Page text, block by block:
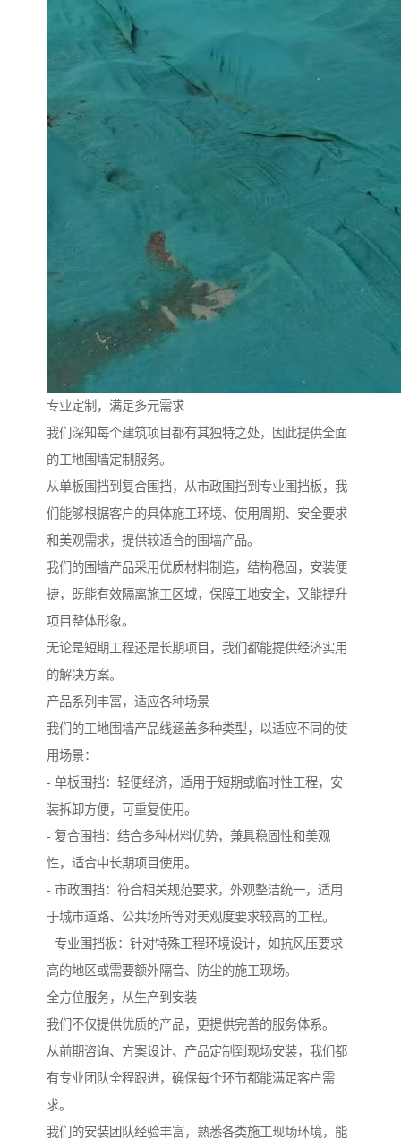
专业定制，满足多元需求
我们深知每个建筑项目都有其独特之处，因此提供全面
的工地围墙定制服务。
从单板围挡到复合围挡，从市政围挡到专业围挡板，我
们能够根据客户的具体施工环境、使用周期、安全要求
和美观需求，提供较适合的围墙产品。
我们的围墙产品采用优质材料制造，结构稳固，安装便
捷，既能有效隔离施工区域，保障工地安全，又能提升
项目整体形象。
无论是短期工程还是长期项目，我们都能提供经济实用
的解决方案。
产品系列丰富，适应各种场景
我们的工地围墙产品线涵盖多种类型，以适应不同的使
用场景：
- 单板围挡：轻便经济，适用于短期或临时性工程，安
装拆卸方便，可重复使用。
- 复合围挡：结合多种材料优势，兼具稳固性和美观
性，适合中长期项目使用。
- 市政围挡：符合相关规范要求，外观整洁统一，适用
于城市道路、公共场所等对美观度要求较高的工程。
- 专业围挡板：针对特殊工程环境设计，如抗风压要求
高的地区或需要额外隔音、防尘的施工现场。
全方位服务，从生产到安装
我们不仅提供优质的产品，更提供完善的服务体系。
从前期咨询、方案设计、产品定制到现场安装，我们都
有专业团队全程跟进，确保每个环节都能满足客户需
求。
我们的安装团队经验丰富，熟悉各类施工现场环境，能